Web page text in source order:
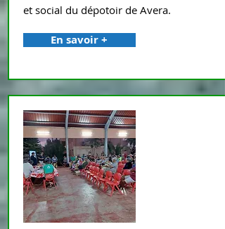
et social du dépotoir de Avera.
En savoir +